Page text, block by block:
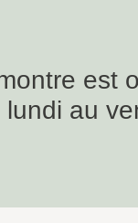
est
lundi au